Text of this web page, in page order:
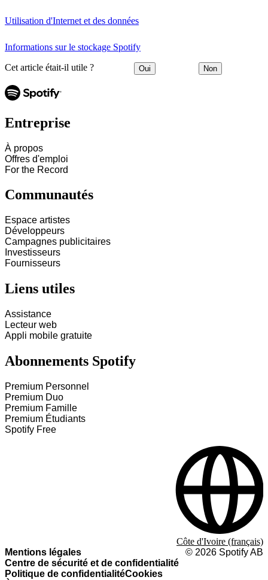
Utilisation d'Internet et des données
Informations sur le stockage Spotify
Cet article était-il utile ? Oui Non
Entreprise
À propos
Offres d'emploi
For the Record
Communautés
Espace artistes
Développeurs
Campagnes publicitaires
Investisseurs
Fournisseurs
Liens utiles
Assistance
Lecteur web
Appli mobile gratuite
Abonnements Spotify
Premium Personnel
Premium Duo
Premium Famille
Premium Étudiants
Spotify Free
Mentions légales
Centre de sécurité et de confidentialité
Politique de confidentialitéCookies
© 2026 Spotify AB
Côte d'Ivoire (français)